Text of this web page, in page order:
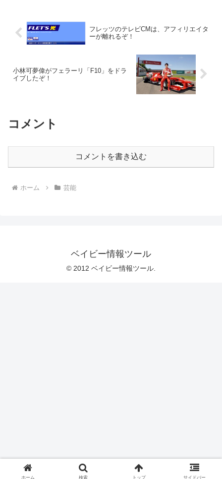
フレッツのテレビCMは、アフィリエイタ
ーが離れるぞ！
小林可夢偉がフェラーリ「F10」をドラ
イブしたぞ！
コメント
コメントを書き込む
ホーム 芸能
ベイビー情報ツール
© 2012 ベイビー情報ツール.
ホーム 検索 トップ サイドバー